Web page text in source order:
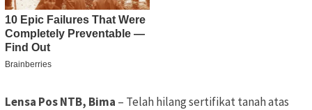
Lensa Pos NTB, Bima – Telah hilang sertifikat tanah atas